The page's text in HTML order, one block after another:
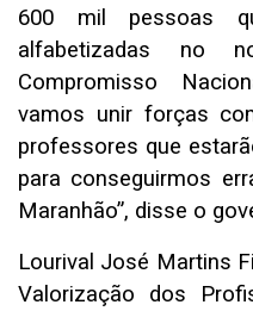
600 mil pessoas
alfabetizadas no
Compromisso
vamos unir forças
professores que
para conseguirmos
Maranhão”, disse o
Lourival José Martins
Valorização dos